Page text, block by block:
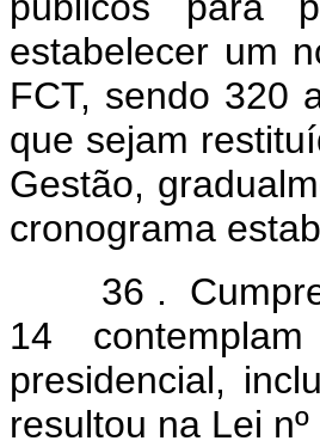
estabelecer um
FCT, sendo 320
que sejam
Gestão,
cronograma
36 .
14
presidencial,
resultou na Lei